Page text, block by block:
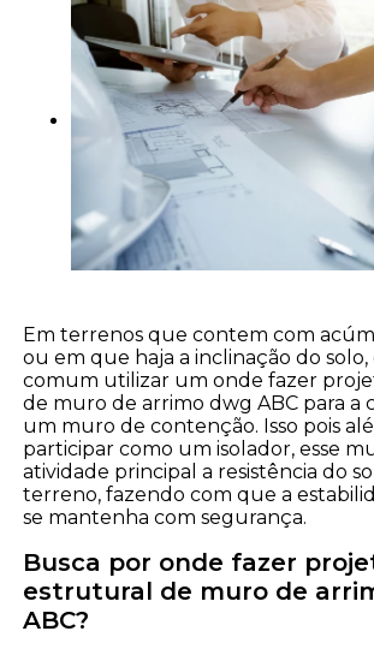
Em terrenos que contem com
ou em que haja a inclinação do
comum utilizar um onde fazer
de muro de arrimo dwg ABC para a
um muro de contenção. Isso pois
participar como um isolador, esse
atividade principal a resistência do
terreno, fazendo com que a
se mantenha com segurança.
Busca por onde fazer
estrutural de muro de
ABC?